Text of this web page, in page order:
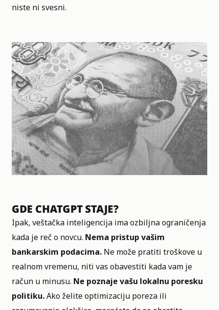
niste ni svesni.
GDE CHATGPT STAJE?
Ipak, veštačka inteligencija ima ozbiljna ograničenja
kada je reč o novcu. Nema pristup vašim
bankarskim podacima. Ne može pratiti troškove u
realnom vremenu, niti vas obavestiti kada vam je
račun u minusu. Ne poznaje vašu lokalnu poresku
politiku.Ako želite optimizaciju poreza ili